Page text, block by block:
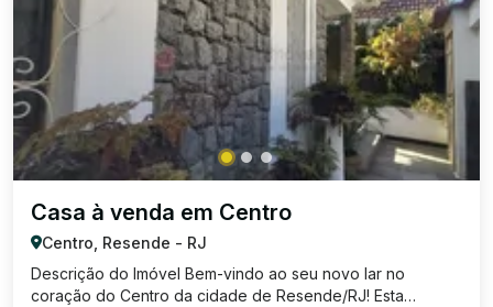
Casa à venda em Centro
Centro, Resende - RJ
Descrição do Imóvel Bem-vindo ao seu novo lar no
coração do Centro da cidade de Resende/RJ! Esta